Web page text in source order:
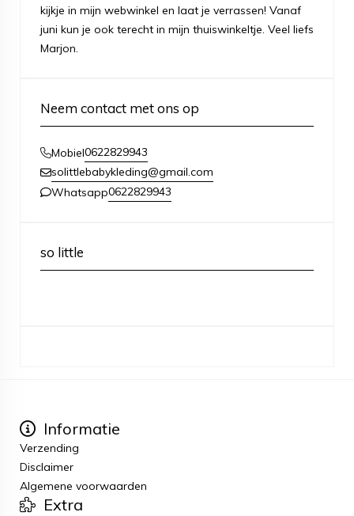
kijkje in mijn webwinkel en laat je verrassen! Vanaf
juni kun je ook terecht in mijn thuiswinkeltje. Veel liefs
Marjon.
Neem contact met ons op
Mobiel0622829943
solittlebabykleding@gmail.com
Whatsapp0622829943
so little
Informatie
Verzending
Disclaimer
Algemene voorwaarden
Extra